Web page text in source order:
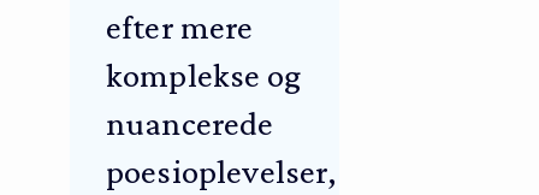
efter mere
komplekse og
nuancerede
poesioplevelser,